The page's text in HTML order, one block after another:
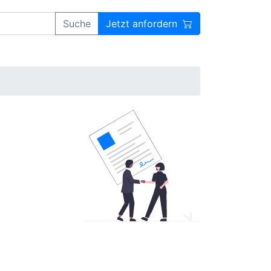
Suche Jetzt anfordern